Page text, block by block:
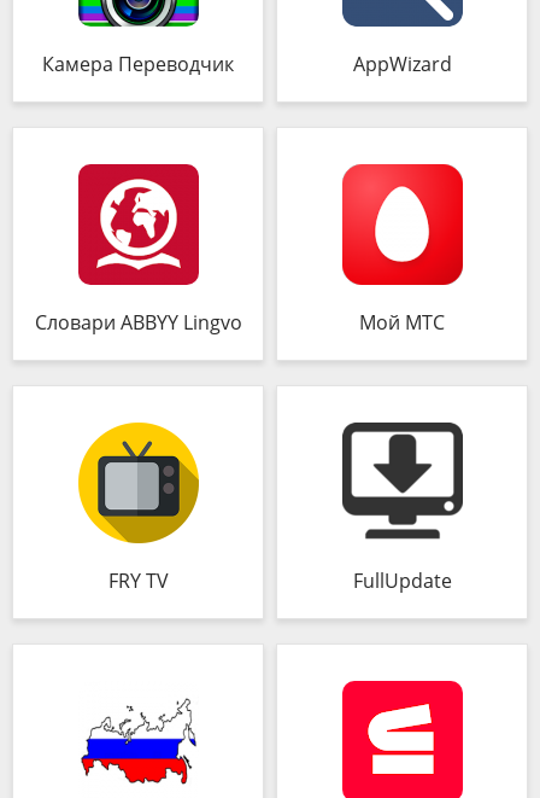
Камера Переводчик AppWizard
Словари ABBYY Lingvo Мой МТС
FRY TV FullUpdate